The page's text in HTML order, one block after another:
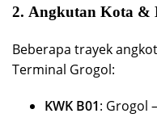
2. Angkutan Kota &
Beberapa trayek
Terminal Grogol:
KWK B01: Grogol